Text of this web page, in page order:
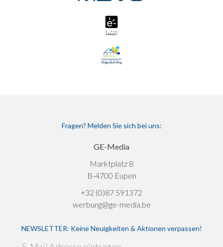
Fragen? Melden Sie sich bei uns:
GE-Media
Marktplatz 8
B-4700 Eupen
+32 (0)87 591372
werbung@ge-media.be
NEWSLETTER: Keine Neuigkeiten & Aktionen verpassen!